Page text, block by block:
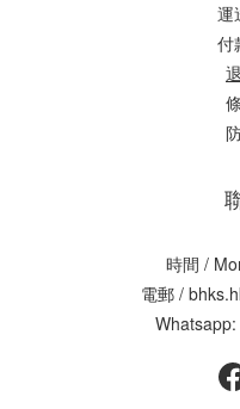
運
付
時間 /
電郵 /